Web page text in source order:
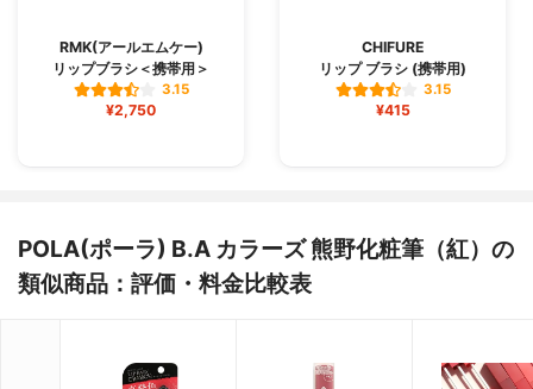
RMK(アールエムケー)
リップブラシ＜携帯用＞
3.15
¥2,750
CHIFURE
リップ ブラシ (携帯用)
3.15
¥415
POLA(ポーラ) B.A カラーズ 熊野化粧筆（紅）の
類似商品：評価・料金比較表